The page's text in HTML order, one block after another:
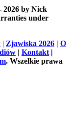
2026 by Nick
under
| Zjawiska 2026 | O
| Kontakt |
. Wszelkie prawa